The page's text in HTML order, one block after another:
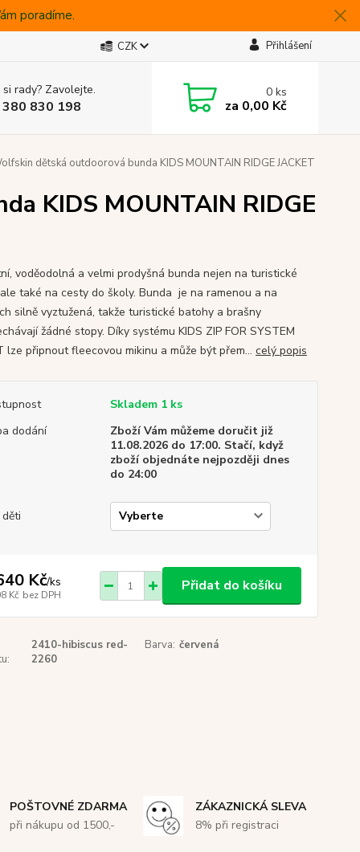
poradíme.
CZK Přihlášení
rady? Zavolejte.
830 198
0ks
za 0,00 Kč
dětská outdoorová bunda KIDS MOUNTAIN RIDGE JACKET
KIDS MOUNTAIN RIDGE
voděodolná a velmi prodyšná bunda nejen na turistické
také na cesty do školy. Bunda je na ramenou a na
silně vyztužená, takže turistické batohy a brašny
žádné stopy. Díky systému KIDS ZIP FOR SYSTEM
lze připnout fleecovou mikinu a může být přem... celý popis
Skladem 1 ks
dodání
Zboží Vám můžeme doručit již
11.08.2026 do 17:00. Stačí, když
zboží objednáte nejpozději dnes
do 24:00
Kč/ks
Kč bez DPH
Přidat do košíku
2410-hibiscus red-
2260
Barva: červená
POŠTOVNÉ ZDARMA
při nákupu od 1500,-
ZÁKAZNICKÁ SLEVA
8% při registraci